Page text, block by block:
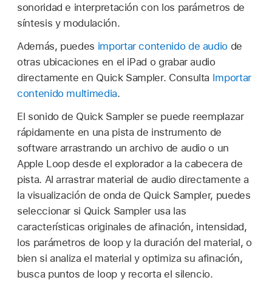
sonoridad e interpretación con los parámetros de
síntesis y modulación.
Además, puedes importar contenido de audio de
otras ubicaciones en el iPad o grabar audio
directamente en Quick Sampler. Consulta Importar
contenido multimedia.
El sonido de Quick Sampler se puede reemplazar
rápidamente en una pista de instrumento de
software arrastrando un archivo de audio o un
Apple Loop desde el explorador a la cabecera de
pista. Al arrastrar material de audio directamente a
la visualización de onda de Quick Sampler, puedes
seleccionar si Quick Sampler usa las
características originales de afinación, intensidad,
los parámetros de loop y la duración del material, o
bien si analiza el material y optimiza su afinación,
busca puntos de loop y recorta el silencio.